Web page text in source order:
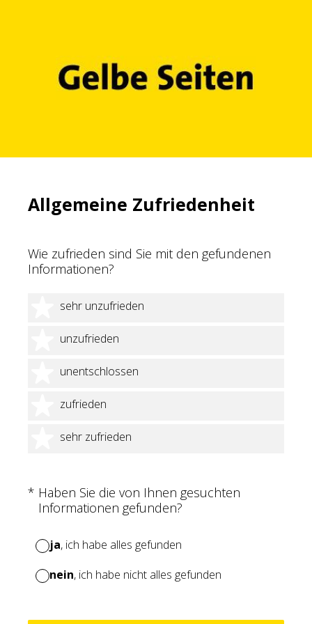
Allgemeine Zufriedenheit
Wie zufrieden sind Sie mit den gefundenen
Informationen?
sehr unzufrieden
1 Stern
unzufrieden
2 Sterne
unentschlossen
3 Sterne
zufrieden
4 Sterne
sehr zufrieden
5 Sterne
* Haben Sie die von Ihnen gesuchten
Informationen gefunden?
(Erforderlich.)
ja, ich habe alles gefunden
nein, ich habe nicht alles gefunden